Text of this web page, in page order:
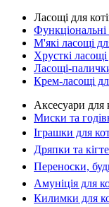
Ласощі для
Функціональні
М'які ласощі
Хрусткі ласощі
Ласощі-
Крем-ласощі
Аксесуари для
Миски та
Іграшки для
Дряпки та
Переноски,
Амуніція для
Килимки для